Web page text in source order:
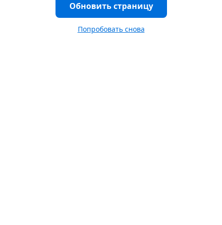
Обновить страницу
Попробовать снова